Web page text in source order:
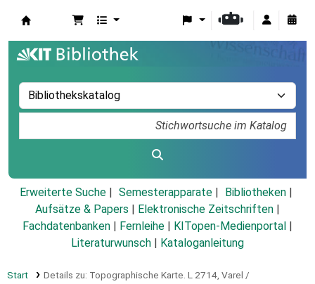
Erweiterte Suche Semesterapparate
Bibliotheken
Aufsätze & Papers
Elektronische Zeitschriften
Fachdatenbanken
Fernleihe KITopen-Medienportal
Literaturwunsch
Kataloganleitung
Start Details zu: Topographische Karte. L 2714, Varel /